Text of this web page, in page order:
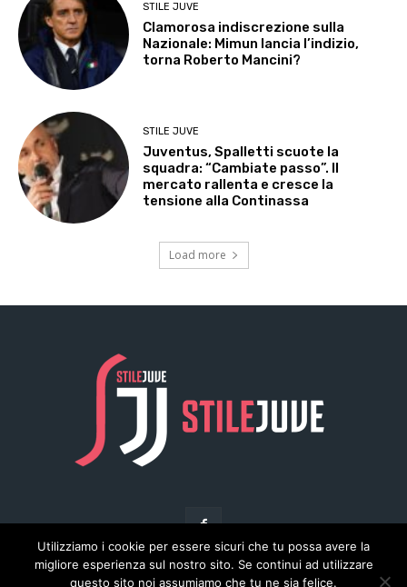
Utilizziamo i cookie per essere sicuri che tu possa avere la
migliore esperienza sul nostro sito. Se continui ad utilizzare
questo sito noi assumiamo che tu ne sia felice.